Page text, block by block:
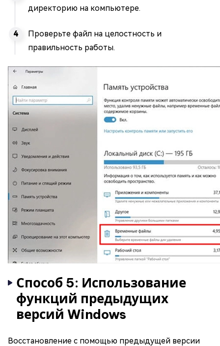
директорию на компьютере.
Проверьте файл на целостность и
правильность работы.
Способ 5: Использование
функций предыдущих
версий Windows
Восстановление с помощью предыдущей версии